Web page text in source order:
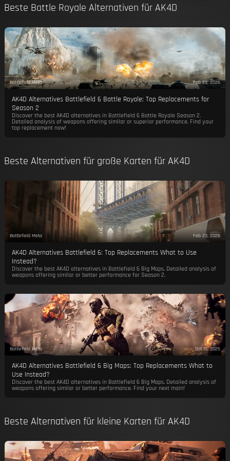
Beste Battle Royale Alternativen für AK4D
Battlefield Meta Feb 23, 2026
AK4D Alternatives Battlefield 6 Battle Royale: Top Replacements for
Season 2
Discover the best AK4D alternatives in Battlefield 6 Battle Royale Season 2.
Detailed analysis of weapons offering similar or superior performance. Find your
top replacement now!
Beste Alternativen für große Karten für AK4D
Battlefield Meta Feb 23, 2026
AK4D Alternatives Battlefield 6: Top Replacements What to Use
Instead?
Discover the best AK4D alternatives in Battlefield 6 Big Maps. Detailed analysis of
weapons offering similar or better performance for Season 2.
Battlefield Meta Oct 13, 2025
AK4D Alternatives Battlefield 6 Big Maps: Top Replacements What to
Use Instead?
Discover the best AK4D alternatives in Battlefield 6 Big Maps. Detailed analysis of
weapons offering similar or better performance. Find your next main!
Beste Alternativen für kleine Karten für AK4D